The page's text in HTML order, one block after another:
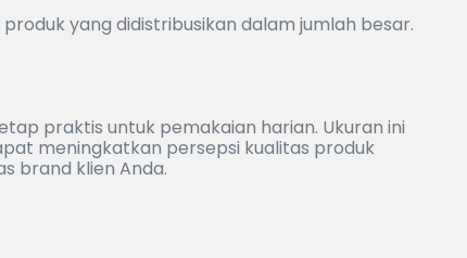
yang didistribusikan dalam jumlah besar.
praktis untuk pemakaian harian. Ukuran ini
meningkatkan persepsi kualitas produk
brand klien Anda.